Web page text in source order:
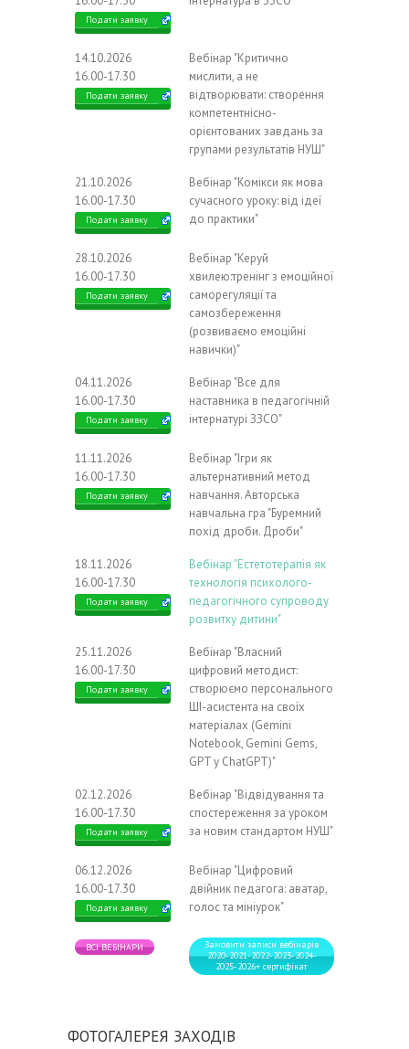
Подати заявку
14.10.2026
16.00-17.30
Подати заявку
Вебінар "Критично
мислити, а не
відтворювати: створення
компетентнісно-
орієнтованих завдань за
групами результатів НУШ"
21.10.2026
16.00-17.30
Подати заявку
Вебінар "Комікси як мова
сучасного уроку: від ідеї
до практики"
28.10.2026
16.00-17.30
Подати заявку
Вебінар "Керуй
хвилею:тренінг з емоційної
саморегуляції та
самозбереження
(розвиваємо емоційні
навички)"
04.11.2026
16.00-17.30
Подати заявку
Вебінар "Все для
наставника в педагогічній
інтернатурі ЗЗСО"
11.11.2026
16.00-17.30
Подати заявку
Вебінар "Ігри як
альтернативний метод
навчання. Авторська
навчальна гра "Буремний
похід дроби. Дроби"
18.11.2026
16.00-17.30
Подати заявку
Вебінар "Естетотерапія як
технологія психолого-
педагогічного супроводу
розвитку дитини"
25.11.2026
16.00-17.30
Подати заявку
Вебінар "Власний
цифровий методист:
створюємо персонального
ШІ-асистента на своїх
матеріалах (Gemini
Notebook, Gemini Gems,
GPT у ChatGPT)"
02.12.2026
16.00-17.30
Подати заявку
Вебінар "Відвідування та
спостереження за уроком
за новим стандартом НУШ"
06.12.2026
16.00-17.30
Подати заявку
Вебінар "Цифровий
двійник педагога: аватар,
голос та мініурок"
ВСІ ВЕБІНАРИ
Замовити записи вебінарів
2020-2021-2022-2023-2024-
2025-2026+ сертифікат
ФОТОГАЛЕРЕЯ ЗАХОДІВ